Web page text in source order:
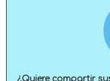
¿Quiere compartir